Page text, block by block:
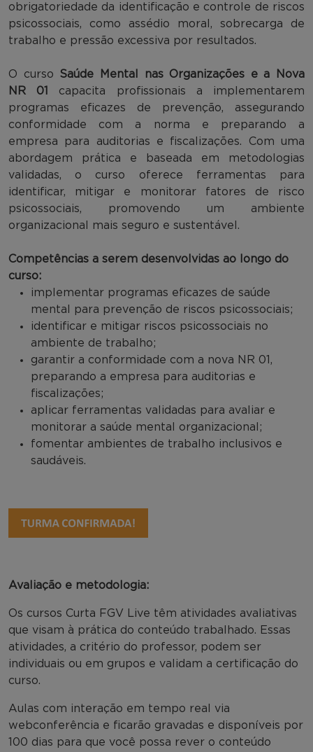
obrigatoriedade da identificação e controle de riscos
psicossociais, como assédio moral, sobrecarga de
trabalho e pressão excessiva por resultados.
O curso Saúde Mental nas Organizações e a Nova
NR 01
capacita profissionais a implementarem
programas eficazes de prevenção, assegurando
conformidade com a norma e preparando a
empresa para auditorias e fiscalizações. Com uma
abordagem prática e baseada em metodologias
validadas, o curso oferece ferramentas para
identificar, mitigar e monitorar fatores de risco
psicossociais, promovendo um ambiente
organizacional mais seguro e sustentável.
Competências a serem desenvolvidas ao longo do
curso:
implementar programas eficazes de saúde
mental para prevenção de riscos psicossociais;
identificar e mitigar riscos psicossociais no
ambiente de trabalho;
garantir a conformidade com a nova NR 01,
preparando a empresa para auditorias e
fiscalizações;
aplicar ferramentas validadas para avaliar e
monitorar a saúde mental organizacional;
fomentar ambientes de trabalho inclusivos e
saudáveis.
Avaliação e metodologia:
Os cursos Curta FGV Live têm atividades avaliativas
que visam à prática do conteúdo trabalhado. Essas
atividades, a critério do professor, podem ser
individuais ou em grupos e validam a certificação do
curso.
Aulas com interação em tempo real via
webconferência e ficarão gravadas e disponíveis por
100 dias para que você possa rever o conteúdo